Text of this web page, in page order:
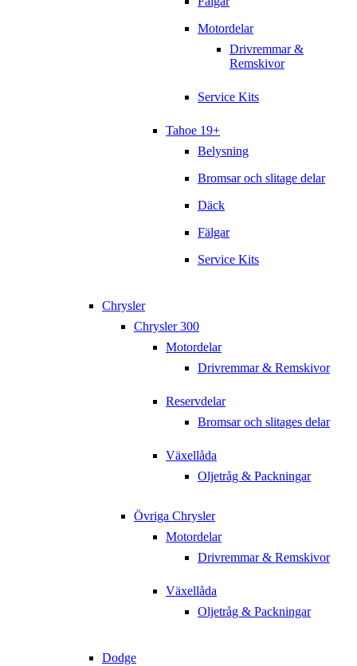
Motordelar
Drivremmar &
Remskivor
Service Kits
Tahoe 19+
Belysning
Bromsar och slitage delar
Däck
Fälgar
Service Kits
Chrysler
Chrysler 300
Motordelar
Drivremmar & Remskivor
Reservdelar
Bromsar och slitages delar
Växellåda
Oljetråg & Packningar
Övriga Chrysler
Motordelar
Drivremmar & Remskivor
Växellåda
Oljetråg & Packningar
Dodge